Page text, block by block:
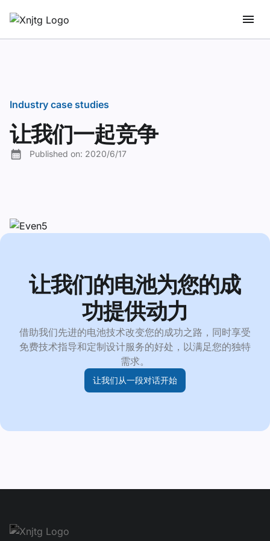
Industry case studies
让我们一起竞争
Published on: 2020/6/17
让我们的电池为您的成
功提供动力
借助我们先进的电池技术改变您的成功之路，同时享受
免费技术指导和定制设计服务的好处，以满足您的独特
需求。
让我们从一段对话开始